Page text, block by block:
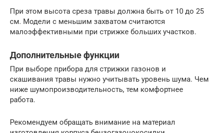
При этом высота среза травы должна быть от 10 до 25
см. Модели с меньшим захватом считаются
малоэффективными при стрижке больших участков.
Дополнительные функции
При выборе прибора для стрижки газонов и
скашивания травы нужно учитывать уровень шума. Чем
ниже шумопроизводительность, тем комфортнее
работа.
Рекомендуем обращать внимание на материал